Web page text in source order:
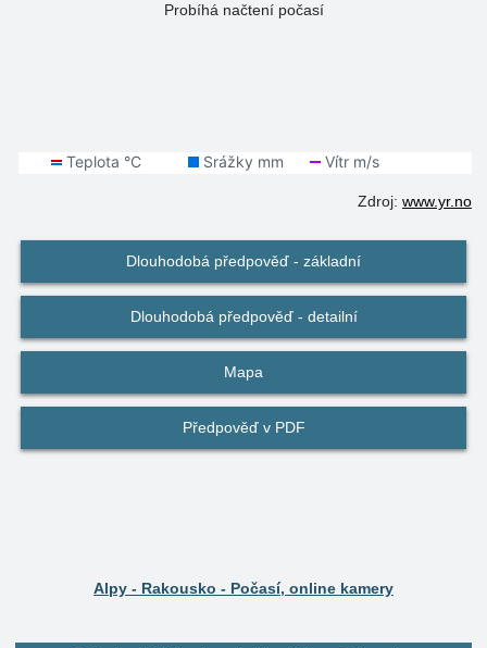
Probíhá načtení počasí
Zdroj: www.yr.no
Dlouhodobá předpověď - základní
Dlouhodobá předpověď - detailní
Mapa
Předpověď v PDF
Alpy - Rakousko - Počasí, online kamery